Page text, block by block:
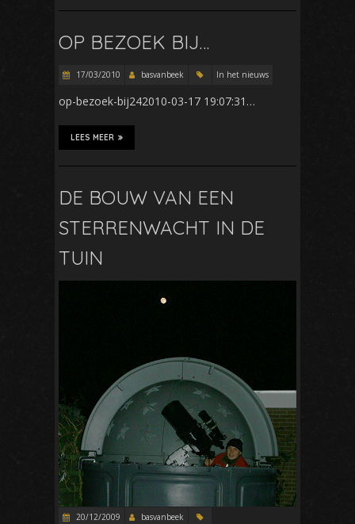
OP BEZOEK BIJ…
17/03/2010 basvanbeek In het nieuws
op-bezoek-bij242010-03-17 19:07:31…
LEES MEER
DE BOUW VAN EEN
STERRENWACHT IN DE
TUIN
20/12/2009
basvanbeek